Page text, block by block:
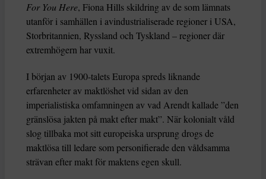
For You Here, Fiona Hills skildring av de som lämnats
utanför i samhällen i avindustrialiserade regioner i USA,
Storbritannien, Ryssland och Tyskland – regioner där
extremhögern har vuxit.
I början av 1900-talets Europa spreds liknande
erfarenheter av maktlöshet vid sidan av den
imperialistiska omfamningen av vad Arendt kallade ”den
gränslösa jakten på makt efter makt”. När kolonialt våld
slog tillbaka mot sitt europeiska ursprung drogs de
maktlösa till ledare som personifierade den våldsamma
strävan efter makt för maktens egen skull.